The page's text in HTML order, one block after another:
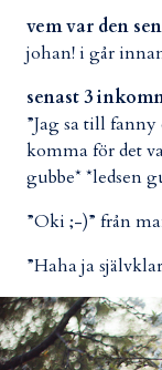
vem var den
johan! i går
senast 3
”Jag sa till
komma för det
gubbe* *ledsen
”Oki ;-)” från
”Haha ja